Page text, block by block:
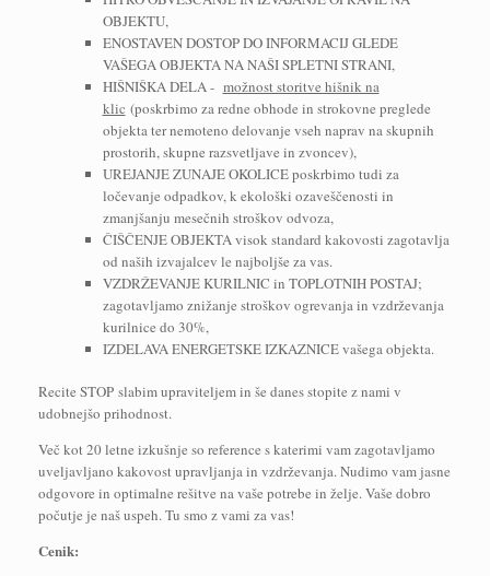
OBJEKTU,
ENOSTAVEN DOSTOP DO INFORMACIJ GLEDE
VAŠEGA OBJEKTA NA NAŠI SPLETNI STRANI,
HIŠNIŠKA DELA - možnost storitve hišnik na
klic (poskrbimo za redne obhode in strokovne preglede
objekta ter nemoteno delovanje vseh naprav na skupnih
prostorih, skupne razsvetljave in zvoncev),
UREJANJE ZUNAJE OKOLICE poskrbimo tudi za
ločevanje odpadkov, k ekološki ozaveščenosti in
zmanjšanju mesečnih stroškov odvoza,
ČIŠČENJE OBJEKTA visok standard kakovosti zagotavlja
od naših izvajalcev le najboljše za vas.
VZDRŽEVANJE KURILNIC in TOPLOTNIH POSTAJ;
zagotavljamo znižanje stroškov ogrevanja in vzdrževanja
kurilnice do 30%,
IZDELAVA ENERGETSKE IZKAZNICE vašega objekta.
Recite STOP slabim upraviteljem in še danes stopite z nami v
udobnejšo prihodnost.
Več kot 20 letne izkušnje so reference s katerimi vam zagotavljamo
uveljavljano kakovost upravljanja in vzdrževanja. Nudimo vam jasne
odgovore in optimalne rešitve na vaše potrebe in želje. Vaše dobro
počutje je naš uspeh. Tu smo z vami za vas!
Cenik: